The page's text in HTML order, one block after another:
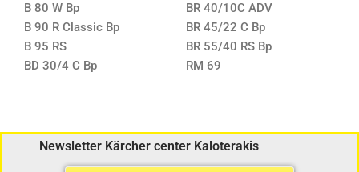
B 80 W Bp
B 90 R Classic Bp
B 95 RS
BD 30/4 C Bp
BR 40/10C ADV
BR 45/22 C Bp
BR 55/40 RS Bp
RM 69
Newsletter Kärcher center Kaloterakis